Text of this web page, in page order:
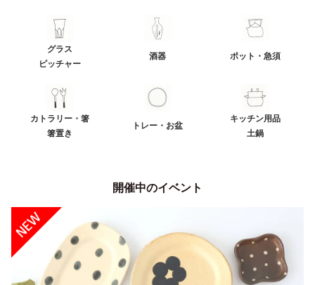
グラス
ピッチャー
酒器 ポット・急須
カトラリー・箸
箸置き
トレー・お盆
キッチン用品
土鍋
開催中のイベント